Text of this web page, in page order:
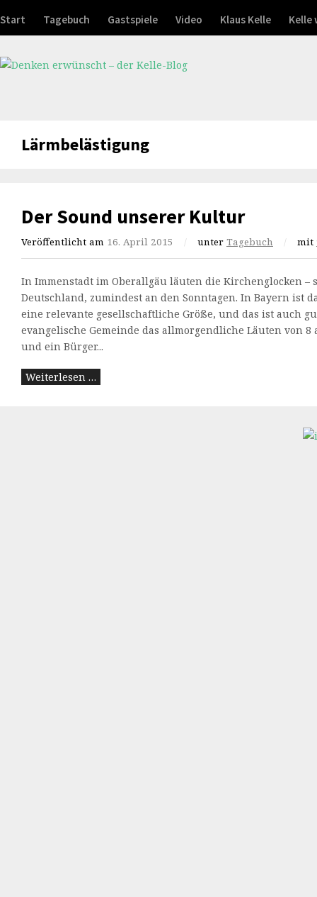
Start Tagebuch Gastspiele Video Klaus Kelle Kelle
Lärmbelästigung
Der Sound unserer Kultur
Veröffentlicht am 16. April 2015 / unter Tagebuch / mit
In Immenstadt im Oberallgäu läuten die Kirchenglocken –
Deutschland, zumindest an den Sonntagen. In Bayern ist
eine relevante gesellschaftliche Größe, und das ist auch
evangelische Gemeinde das allmorgendliche Läuten von
und ein Bürger...
Weiterlesen …